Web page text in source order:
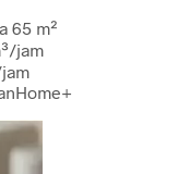
65 m²
jam